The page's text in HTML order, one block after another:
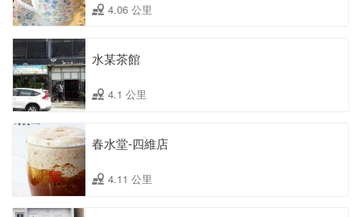
4.06 公里
水某茶館
4.1 公里
春水堂-四維店
4.11 公里